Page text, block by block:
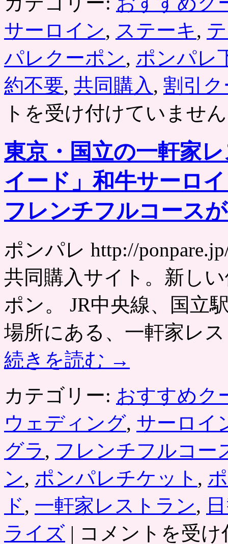
サーロイン, ステーキ,
パレクーポン, ポンパレ
約不要, 共同購入 , 割引
トを受け付けていません
東京・国立の一軒家
イード」和牛サーロ
フレンチフルコース
ポンパレ http://
共同購入サイト。新し
ポン。 JR中央線、国立
場所にある、一軒家レ
続きを読む →
カテゴリー: おすすめク
ウェディング, サーロイ
グラ , フレンチフルコー
ン, ポンパレチケット ,
ド, 一軒家レストラン,
ライズ | コメントを受